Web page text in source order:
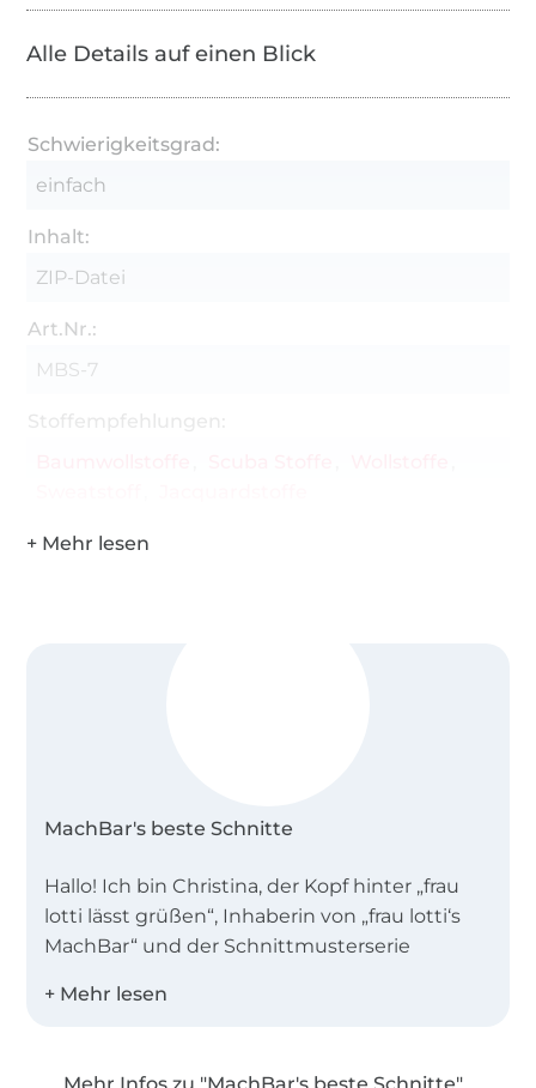
Beste Schnitte
Nähmaschine, und ggf. Overlock
1,10-1,30m Oberstoff und Futter, 20cm
Stecknadeln, Bügeleisen...
Alle Details auf einen Blick
Schwierigkeitsgrad:
einfach
Inhalt:
ZIP-Datei
Art.Nr.:
MBS-7
Stoffempfehlungen:
MachBar's beste Schnitte
Hallo! Ich bin Christina, der Kopf hinter „frau
lotti lässt grüßen“, Inhaberin von „frau lotti‘s
MachBar“ und der Schnittmusterserie